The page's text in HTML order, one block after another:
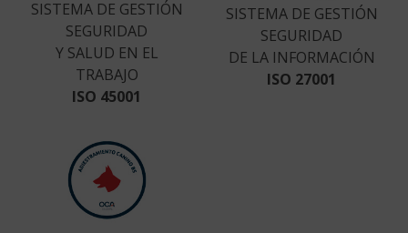
SISTEMA DE GESTIÓN
SEGURIDAD
Y SALUD EN EL
TRABAJO
ISO 45001
SISTEMA DE GESTIÓN
SEGURIDAD
DE LA INFORMACIÓN
ISO 27001